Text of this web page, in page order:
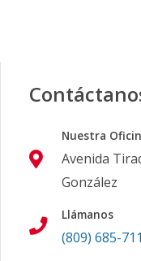
Nuestra
Avenida
González
Llámanos
(809) 685-